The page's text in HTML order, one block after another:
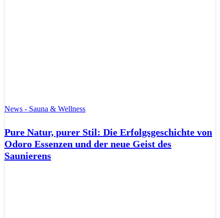
News - Sauna & Wellness
Pure Natur, purer Stil: Die Erfolgsgeschichte von
Odoro Essenzen und der neue Geist des
Saunierens